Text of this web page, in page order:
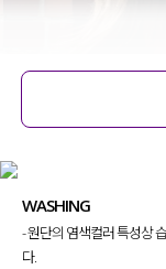
WASHING
- 원단의 염색컬러 특성상
다.